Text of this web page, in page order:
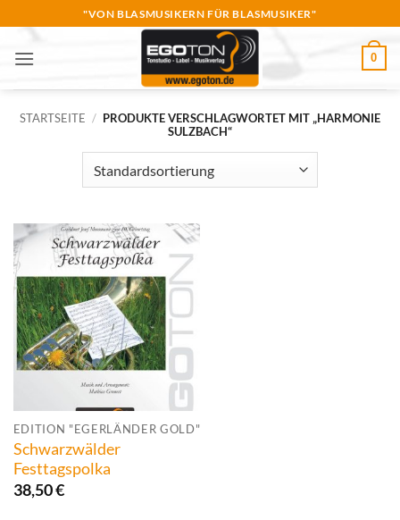
Inhalt
springen
"VON BLASMUSIKERN FÜR BLASMUSIKER"
0
STARTSEITE / PRODUKTE VERSCHLAGWORTET MIT „HARMONIE
SULZBACH“
EDITION "EGERLÄNDER GOLD"
Schwarzwälder
Festtagspolka
38,50€